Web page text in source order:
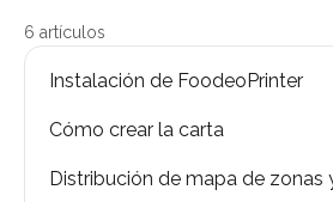
6 artículos
Instalación de FoodeoPrinter
Cómo crear la carta
Distribución de mapa de zonas